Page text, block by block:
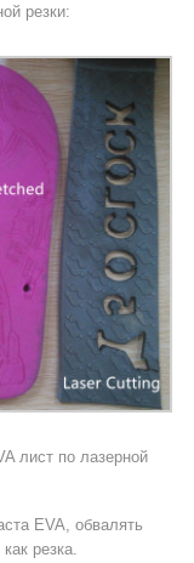
резки:
лист по лазерной
EVA, обвалять
резка.